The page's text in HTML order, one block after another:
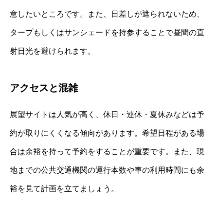
意したいところです。また、日差しが遮られないため、
タープもしくはサンシェードを持参することで昼間の直
射日光を避けられます。
アクセスと混雑
展望サイトは人気が高く、休日・連休・夏休みなどは予
約が取りにくくなる傾向があります。希望日程がある場
合は余裕を持って予約をすることが重要です。また、現
地までの公共交通機関の運行本数や車の利用時間にも余
裕を見て計画を立てましょう。